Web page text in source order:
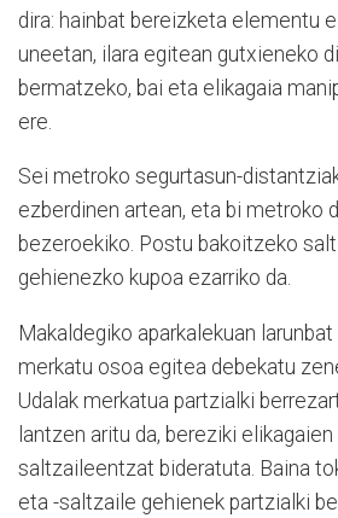
dira: hainbat bereizketa elementu
uneetan, ilara egitean gutxieneko
bermatzeko, bai eta elikagaia
ere.
Sei metroko segurtasun-
ezberdinen artean, eta bi metroko
bezeroekiko. Postu bakoitzeko
gehienezko kupoa ezarriko da.
Makaldegiko aparkalekuan
merkatu osoa egitea debekatu
Udalak merkatua partzialki
lantzen aritu da, bereziki
saltzaileentzat bideratuta. Baina
eta -saltzaile gehienek partzialki